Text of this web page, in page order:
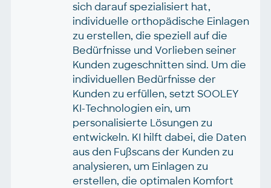
sich darauf spezialisiert hat,
individuelle orthopädische Einlagen
zu erstellen, die speziell auf die
Bedürfnisse und Vorlieben seiner
Kunden zugeschnitten sind. Um die
individuellen Bedürfnisse der
Kunden zu erfüllen, setzt SOOLEY
KI-Technologien ein, um
personalisierte Lösungen zu
entwickeln. KI hilft dabei, die Daten
aus den Fußscans der Kunden zu
analysieren, um Einlagen zu
erstellen, die optimalen Komfort